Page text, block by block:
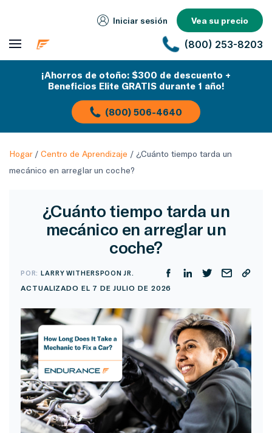
Iniciar sesión Vea su precio
(800) 253-8203
¡Ahorros de otoño: $300 de descuento +
Beneficios Elite GRATIS durante 1 año!
(800) 506-4640
Hogar/ Centro de Aprendizaje / ¿Cuánto tiempo tarda un
mecánico en arreglar un coche?
¿Cuánto tiempo tarda un
mecánico en arreglar un
coche?
POR:LARRY WITHERSPOON JR.
ACTUALIZADO EL 7 DE JULIO DE 2026